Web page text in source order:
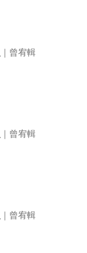
｜曾宥輯
｜曾宥輯
｜曾宥輯